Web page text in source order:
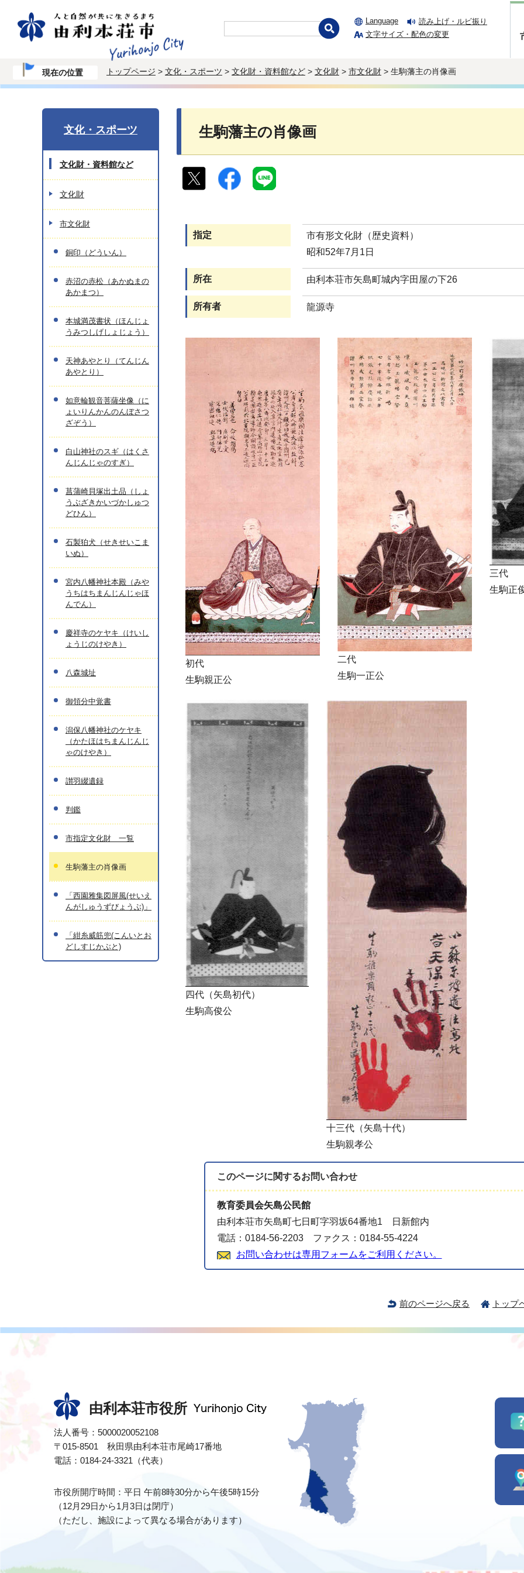
Language
読み上げ・ルビ振り
文字サイズ・配色の変更
現在の位置 トップページ > 文化・スポーツ > 文化財・資料館など > 文化財 > 市文化財 > 生駒藩主の肖像画
生駒藩主の肖像画
指定
市有形文化財（歴史資料）
昭和52年7月1日
所在 由利本荘市矢島町城内字田屋の下26
所有者 龍源寺
初代
生駒親正公
二代
生駒一正公
三代
生駒正
四代（矢島初代）
生駒高俊公
十三代（矢島十代）
生駒親孝公
このページに関するお問い合わせ
教育委員会矢島公民館
由利本荘市矢島町七日町字羽坂64番地1 日新館内
電話：0184-56-2203 ファクス：0184-55-4224
お問い合わせは専用フォームをご利用ください。
文化・スポーツ
文化財・資料館など
文化財
市文化財
銅印（どういん）
赤沼の赤松（あかぬまの
あかまつ）
本城満茂書状（ほんじょ
うみつしげしょじょう）
天神あやとり（てんじん
あやとり）
如意輪観音菩薩坐像（に
ょいりんかんのんぼさつ
ざぞう）
白山神社のスギ（はくさ
んじんじゃのすぎ）
菖蒲崎貝塚出土品（しょ
うぶざきかいづかしゅつ
どひん）
石製狛犬（せきせいこま
いぬ）
宮内八幡神社本殿（みや
うちはちまんじんじゃほ
んでん）
慶祥寺のケヤキ（けいし
ょうじのけやき）
八森城址
御領分中覚書
潟保八幡神社のケヤキ
（かたほはちまんじんじ
ゃのけやき）
讃羽綴遺録
判鑑
市指定文化財 一覧
生駒藩主の肖像画
「西園雅集図屏風(せいえ
んがしゅうずびょうぶ)」
「紺糸威筋兜(こんいとお
どしすじかぶと)
前のページへ戻る トップ
由利本荘市役所
法人番号：5000020052108
〒015-8501 秋田県由利本荘市尾崎17番地
電話：0184-24-3321（代表）
市役所開庁時間：平日 午前8時30分から午後5時15分
（12月29日から1月3日は閉庁）
（ただし、施設によって異なる場合があります）